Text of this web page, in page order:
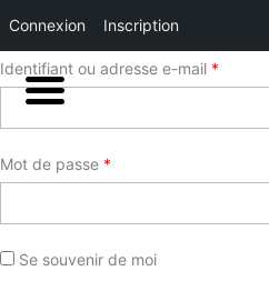
Identifiant ou adresse e-mail *
Mot de passe *
Se souvenir de moi
Connexion Inscription